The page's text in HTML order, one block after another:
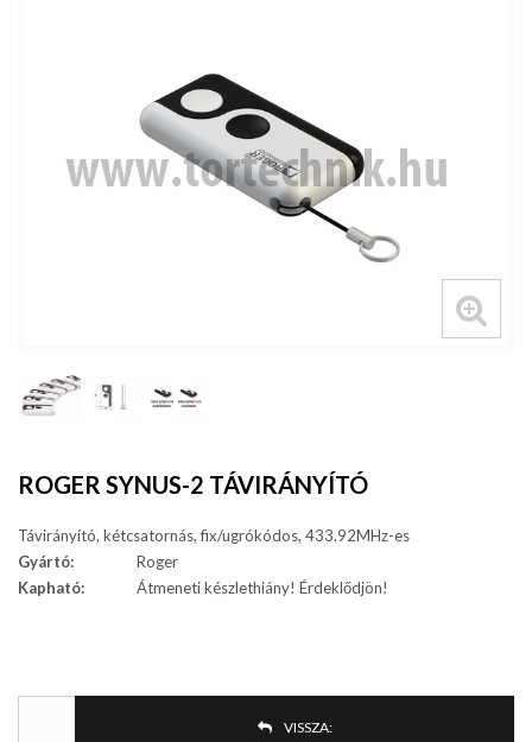
ROGER SYNUS-2 TÁVIRÁNYÍTÓ
Távirányító, kétcsatornás, fix/ugrókódos, 433.92MHz-es
Gyártó:
Roger
Kapható:
Átmeneti készlethiány! Érdeklődjön!
VISSZA: